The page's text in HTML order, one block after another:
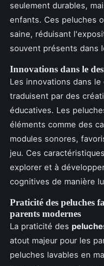
seulement durables,
enfants. Ces peluches
saine, réduisant
souvent présents dans
Innovations dans le
Les innovations dans le
traduisent par des
éducatives. Les
éléments comme des
modules sonores,
jeu. Ces
explorer et à
cognitives de manière
Praticité des peluches
parents modernes
La praticité des
atout majeur pour les
peluches lavables en